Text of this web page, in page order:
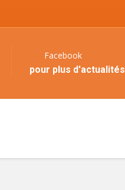
Facebook
pour plus d'actualités